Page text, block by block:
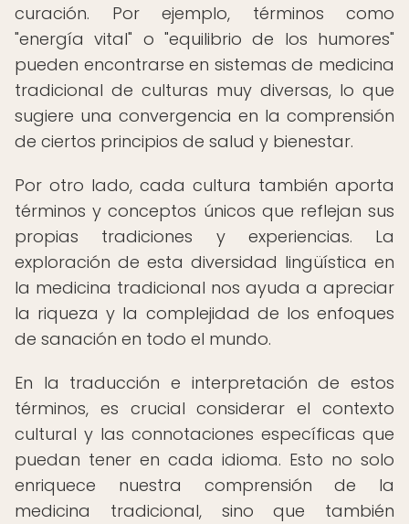
curación. Por ejemplo, términos como
"energía vital" o "equilibrio de los humores"
pueden encontrarse en sistemas de medicina
tradicional de culturas muy diversas, lo que
sugiere una convergencia en la comprensión
de ciertos principios de salud y bienestar.
Por otro lado, cada cultura también aporta
términos y conceptos únicos que reflejan sus
propias tradiciones y experiencias. La
exploración de esta diversidad lingüística en
la medicina tradicional nos ayuda a apreciar
la riqueza y la complejidad de los enfoques
de sanación en todo el mundo.
En la traducción e interpretación de estos
términos, es crucial considerar el contexto
cultural y las connotaciones específicas que
puedan tener en cada idioma. Esto no solo
enriquece nuestra comprensión de la
medicina tradicional, sino que también